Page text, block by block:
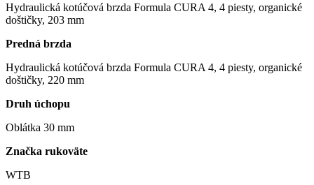
Hydraulická kotúčová brzda Formula CURA 4, 4 piesty, organické
doštičky, 203 mm
Predná brzda
Hydraulická kotúčová brzda Formula CURA 4, 4 piesty, organické
doštičky, 220 mm
Druh úchopu
Oblátka 30 mm
Značka rukoväte
WTB